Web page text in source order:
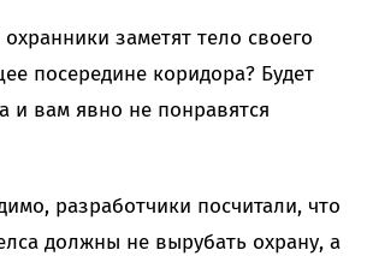
заметят тело своего
посередине коридора? Будет
и вам явно не понравятся
разработчики посчитали, что
должны не вырубать охрану, а